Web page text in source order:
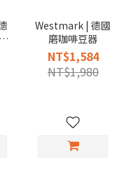
Westmark | 德國
磨咖啡豆器
NT$1,584
NT$1,980